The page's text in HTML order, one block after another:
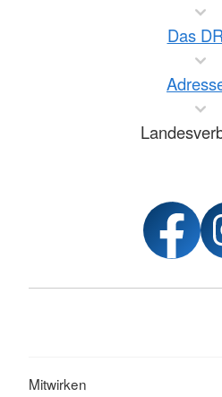
Das
Mitwirken